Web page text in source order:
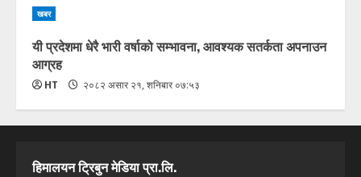
खबर
यी प्रदेशमा धेरै भारी वर्षाको सम्भावना, आवश्यक सतर्कता अपनाउन
आग्रह
HT २०८२ असार २१, शनिबार ०७:५३
हिमालयन ट्रिबुन मेडिया प्रा.लि.